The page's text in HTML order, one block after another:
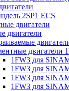
2SP1 ECS
двигатели
двигатели
двигатели
1FW3 для
1FW3 для
1FW3 для
1FW3 для